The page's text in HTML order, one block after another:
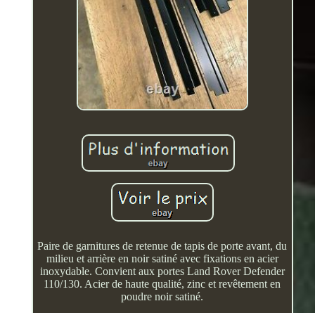
Paire de garnitures de retenue de tapis de porte avant, du
milieu et arrière en noir satiné avec fixations en acier
inoxydable. Convient aux portes Land Rover Defender
110/130. Acier de haute qualité, zinc et revêtement en
poudre noir satiné.